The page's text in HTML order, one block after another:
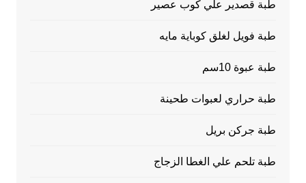
طبة قصدير علي كوب عصير
طبة فويل لغلق كوباية مايه
طبة عبوة 10سم
طبة حراري لعبوات طحينة
طبة جركن بريل
طبة تلحم علي الغطا الزجاج